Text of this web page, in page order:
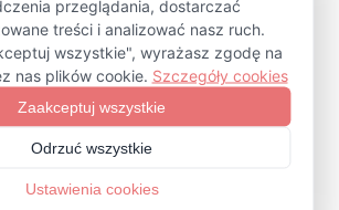
ZAPISZ SIĘ